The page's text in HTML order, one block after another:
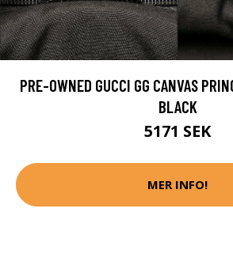
PRE-OWNED GUCCI GG CANVAS
BLACK
5171 SEK
MER INFO!